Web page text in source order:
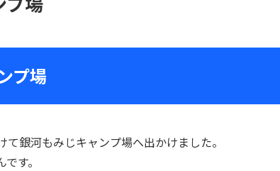
プ場
銀河もみじキャンプ場へ出かけました。
す。